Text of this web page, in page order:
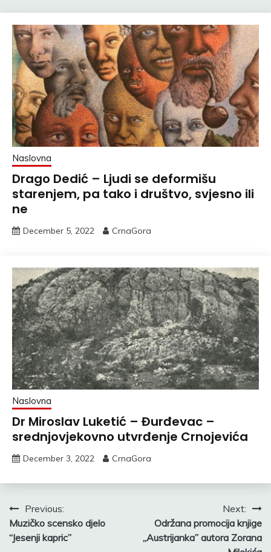
Naslovna
Drago Dedić – Ljudi se deformišu
starenjem, pa tako i društvo, svjesno ili
ne
December 5, 2022 CrnaGora
Naslovna
Dr Miroslav Luketić – Đurđevac –
srednjovjekovno utvrđenje Crnojevića
December 3, 2022 CrnaGora
Post
navigation
Previous:
Muzičko scensko djelo
“Jesenji kapric”
Next:
Održana promocija knjige
„Austrijanka” autora Zorana